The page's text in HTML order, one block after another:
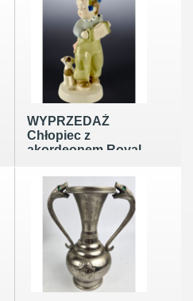
WYPRZEDAŻ
Chłopiec z
akordeonem Royal
wys17,5cm